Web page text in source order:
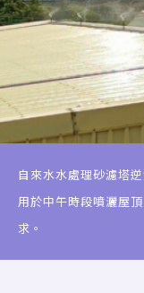
自來水水處理砂濾塔
用於中午時段噴灑屋
求。